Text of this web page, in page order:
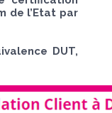
de l’Etat par
DUT,